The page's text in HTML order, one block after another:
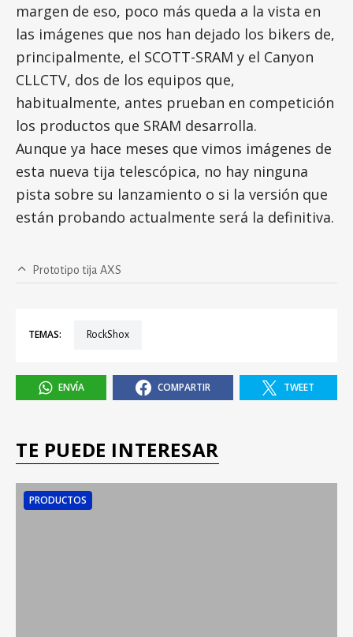
margen de eso, poco más queda a la vista en
las imágenes que nos han dejado los bikers de,
principalmente, el SCOTT-SRAM y el Canyon
CLLCTV, dos de los equipos que,
habitualmente, antes prueban en competición
los productos que SRAM desarrolla.
Aunque ya hace meses que vimos imágenes de
esta nueva tija telescópica, no hay ninguna
pista sobre su lanzamiento o si la versión que
están probando actualmente será la definitiva.
Prototipo tija AXS
TEMAS: RockShox
ENVÍA COMPARTIR TWEET
TE PUEDE INTERESAR
PRODUCTOS